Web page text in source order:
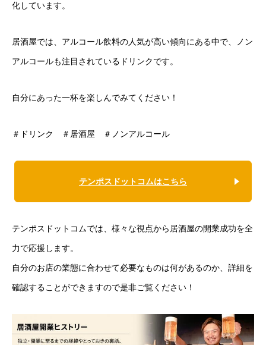
化しています。
居酒屋では、アルコール飲料の人気が高い傾向にある中で、ノン
アルコールも注目されているドリンクです。
自分にあった一杯を楽しんでみてください！
＃ドリンク ＃居酒屋 ＃ノンアルコール
テンポスドットコムはこちら
テンポスドットコムでは、様々な視点から居酒屋の開業成功を全
力で応援します。
自分のお店の業態に合わせて必要なものは何があるのか、詳細を
確認することができますので是非ご覧ください！